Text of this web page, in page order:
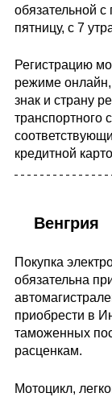
обязательной с
пятницу, с 7
Регистрацию
режиме
знак и страну
транспортного
кредитной
    Венгрия
Покупка
обязательна
приобрести в
таможенных
расценкам.
Мотоцикл,